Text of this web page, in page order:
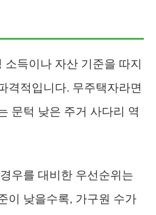
소득이나 자산 기준을 따지
격적입니다. 무주택자라면
문턱 낮은 주거 사다리 역
우를 대비한 우선순위는
이 낮을수록, 가구원 수가